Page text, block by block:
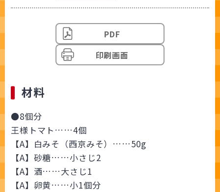
PDF
印刷画面
材料
●8個分
王様トマト……4個
【A】白みそ（西京みそ）……50g
【A】砂糖……小さじ2
【A】酒……大さじ1
【A】卵黄……小1個分